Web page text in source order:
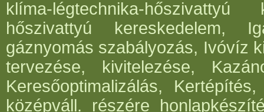
klíma-légtechnika-hőszivattyú
hőszivattyú kereskedelem,
gáznyomás szabályozás, Ivóvíz
tervezése, kivitelezése,
Keresőoptimalizálás,
középváll. részére